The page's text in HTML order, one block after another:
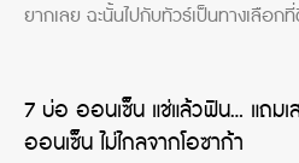
ยากเลย ฉะนั้นไปกับทัวร์เป็นทางเลือก
7 บ่อ ออนเซ็น แช่แล้วฟิน… แถม
ออนเซ็น ไม่ไกลจากโอซาก้า